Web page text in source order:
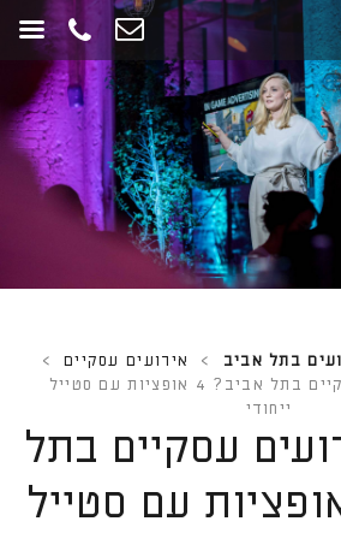
בתל אביב > אירועים עסקיים
>
אולם לאירועים עסקיים בתל אביב? 4 אופציות עם סטייל
ייחודי
עסקיים בתל
4 אופציות עם סטייל